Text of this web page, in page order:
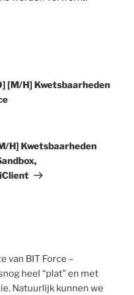
[M/H] Kwetsbaarheden
H] Kwetsbaarheden
van BIT Force –
heel “plat” en met
Natuurlijk kunnen we